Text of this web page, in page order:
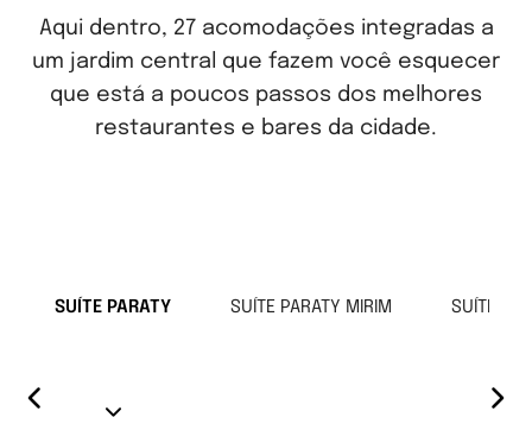
Aqui dentro, 27 acomodações integradas a
um jardim central que fazem você esquecer
que está a poucos passos dos melhores
restaurantes e bares da cidade.
SUÍTE PARATY SUÍTE PARATY MIRIM SUÍTE